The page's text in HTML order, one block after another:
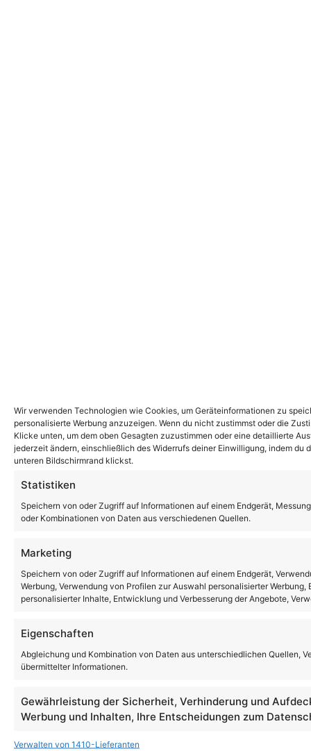
Wir verwenden Technologien wie Cookies, um Geräteinformationen zu
personalisierte Werbung anzuzeigen. Wenn du nicht zustimmst oder die
Klicke unten, um dem oben Gesagten zuzustimmen oder eine detaillierte
jederzeit ändern, einschließlich des Widerrufs deiner Einwilligung, indem
unteren Bildschirmrand klickst.
Statistiken
Speichern von oder Zugriff auf Informationen auf einem Endgerät,
oder Kombinationen von Daten aus verschiedenen Quellen.
Marketing
Speichern von oder Zugriff auf Informationen auf einem Endgerät,
Werbung, Verwendung von Profilen zur Auswahl personalisierter
personalisierter Inhalte, Entwicklung und Verbesserung der Angebote,
Eigenschaften
Abgleichung und Kombination von Daten aus unterschiedlichen Quellen,
übermittelter Informationen.
Gewährleistung der Sicherheit, Verhinderung und
Werbung und Inhalten, Ihre Entscheidungen zum
Verwalten von 1410-Lieferanten